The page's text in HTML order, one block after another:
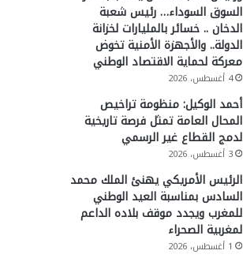
السوق السوداء… رئيس شعبة
الدخان .. خسائر بالمليارات لخزانة
الدولة.. والأجهزة الأمنية تخوض
معركة لحماية الاقتصاد الوطني
4 أغسطس، 2026
أحمد الوكيل: منظومة تراخيص
المحال العامة تمثل فرصة تاريخية
لدمج القطاع غير الرسمي
3 أغسطس، 2026
الرئيس الأمريكي يهنئ الملك محمد
السادس بمناسبة العيد الوطني
للمغرب ويجدد موقف بلاده الداعم
لمغربية الصحراء
1 أغسطس، 2026